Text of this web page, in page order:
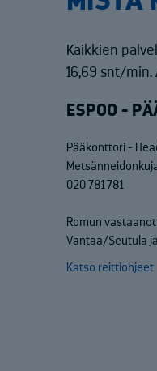
Kaikkien
16,69 snt/
ESPOO -
Pääkonttori -
020 781 781
Romun
Vantaa/Seutula
Katso reittiohjeet